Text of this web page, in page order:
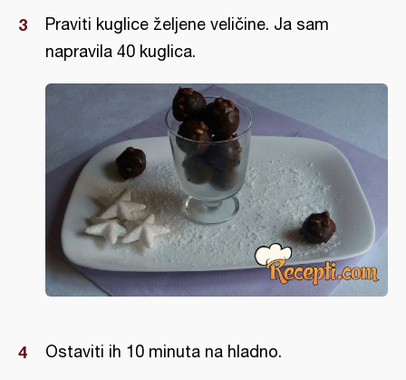
Praviti kuglice željene veličine. Ja sam
napravila 40 kuglica.
Ostaviti ih 10 minuta na hladno.